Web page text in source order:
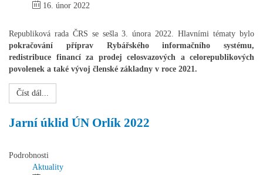
16. únor 2022
Republiková rada ČRS se sešla 3. února 2022. Hlavními tématy bylo
pokračování příprav Rybářského informačního systému,
redistribuce financí za prodej celosvazových a celorepublikových
povolenek a také vývoj členské základny v roce 2021.
Číst dál...
Jarní úklid ÚN Orlík 2022
Podrobnosti
Aktuality